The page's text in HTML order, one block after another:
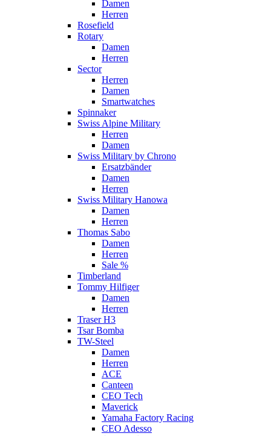
Damen
Herren
Rosefield
Rotary
Damen
Herren
Sector
Herren
Damen
Smartwatches
Spinnaker
Swiss Alpine Military
Herren
Damen
Swiss Military by Chrono
Ersatzbänder
Damen
Herren
Swiss Military Hanowa
Damen
Herren
Thomas Sabo
Damen
Herren
Sale %
Timberland
Tommy Hilfiger
Damen
Herren
Traser H3
Tsar Bomba
TW-Steel
Damen
Herren
ACE
Canteen
CEO Tech
Maverick
Yamaha Factory Racing
CEO Adesso